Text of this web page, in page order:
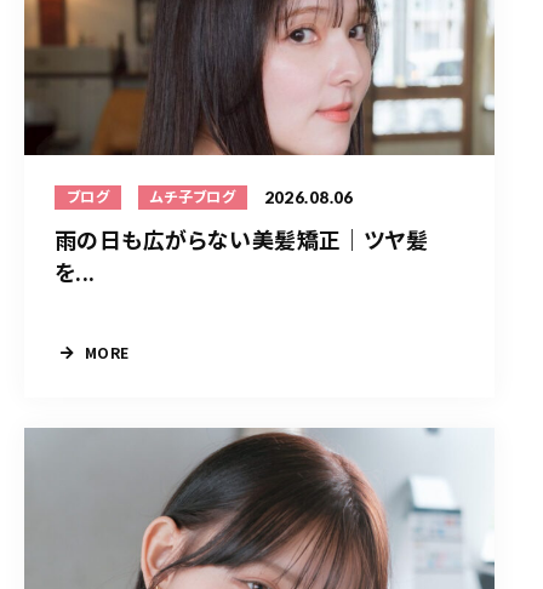
ブログ ムチ子ブログ 2026.08.06
雨の日も広がらない美髪矯正｜ツヤ髪
を...
MORE